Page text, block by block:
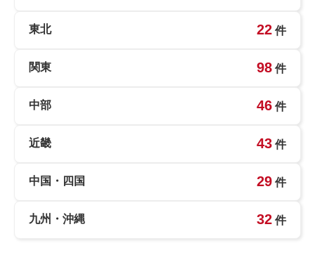
東北 22 件
関東 98 件
中部 46 件
近畿 43 件
中国・四国 29 件
九州・沖縄 32 件